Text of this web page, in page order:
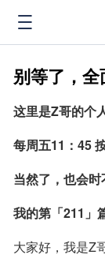
别等了，
这里是Z哥的个
每周五11：45
当然了，也会
我的第「211」
大家好，我是Z哥